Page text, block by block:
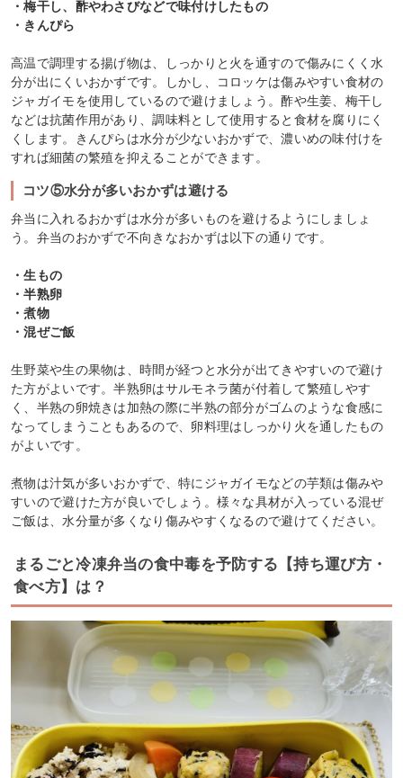
・梅干し、酢やわさびなどで味付けしたもの
・きんぴら
高温で調理する揚げ物は、しっかりと火を通すので傷みにくく水
分が出にくいおかずです。しかし、コロッケは傷みやすい食材の
ジャガイモを使用しているので避けましょう。酢や生姜、梅干し
などは抗菌作用があり、調味料として使用すると食材を腐りにく
くします。きんぴらは水分が少ないおかずで、濃いめの味付けを
すれば細菌の繁殖を抑えることができます。
コツ⑤水分が多いおかずは避ける
弁当に入れるおかずは水分が多いものを避けるようにしましょ
う。弁当のおかずで不向きなおかずは以下の通りです。
・生もの
・半熟卵
・煮物
・混ぜご飯
生野菜や生の果物は、時間が経つと水分が出てきやすいので避け
た方がよいです。半熟卵はサルモネラ菌が付着して繁殖しやす
く、半熟の卵焼きは加熱の際に半熟の部分がゴムのような食感に
なってしまうこともあるので、卵料理はしっかり火を通したもの
がよいです。
煮物は汁気が多いおかずで、特にジャガイモなどの芋類は傷みや
すいので避けた方が良いでしょう。様々な具材が入っている混ぜ
ご飯は、水分量が多くなり傷みやすくなるので避けてください。
まるごと冷凍弁当の食中毒を予防する【持ち運び方・
食べ方】は？